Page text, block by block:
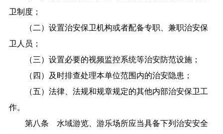
卫制度；
（二）设置治安保卫机构或者配备专职、兼职治安保
卫人员；
（三）设置必要的视频监控系统等治安防范设施；
（四）及时排查处理本单位范围内的治安隐患；
（五）法律、法规和规章规定的其他内部治安保卫工
作。
第八条 水域游览、游乐场所应当具备下列治安安全